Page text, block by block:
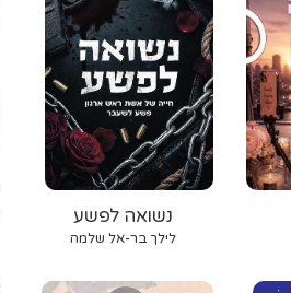
נשואה לפשע
לילך בר-אל שלמה